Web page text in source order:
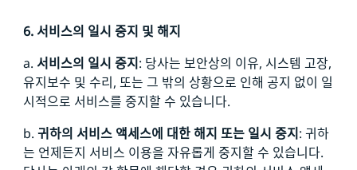
6. 서비스의 일시 중지 및 해지
a. 서비스의 일시 중지 : 당사는 보안상의 이유, 시스템 고장,
유지보수 및 수리, 또는 그 밖의 상황으로 인해 공지 없이 일
시적으로 서비스를 중지할 수 있습니다.
b. 귀하의 서비스 액세스에 대한 해지 또는 일시 중지 : 귀하
는 언제든지 서비스 이용을 자유롭게 중지할 수 있습니다.